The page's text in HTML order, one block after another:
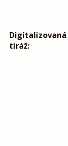
Digitalizovaná
tiráž: